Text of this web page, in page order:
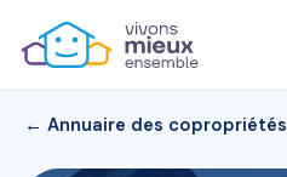
← Annuaire des copropriétés